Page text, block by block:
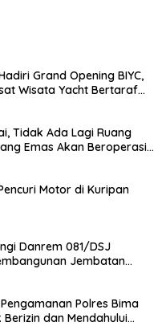
Grand Opening BIYC,
Wisata Yacht Bertaraf
Tidak Ada Lagi Ruang
Emas Akan Beroperasi
Motor di Kuripan
Danrem 081/DSJ
Jembatan
Polres Bima
dan Mendahului